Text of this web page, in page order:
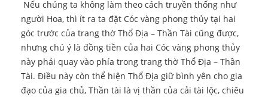
Nếu chúng ta không làm theo cách truyền thống như
người Hoa, thì ít ra ta đặt Cóc vàng phong thủy tại hai
góc trước của trang thờ Thổ Địa – Thần Tài cũng được,
nhưng chú ý là đồng tiền của hai Cóc vàng phong thủy
này phải quay vào phía trong trang thờ Thổ Địa – Thần
Tài. Điều này còn thể hiện Thổ Địa giữ bình yên cho gia
đạo của gia chủ, Thần tài là vị thần của cải tài lộc, chiêu